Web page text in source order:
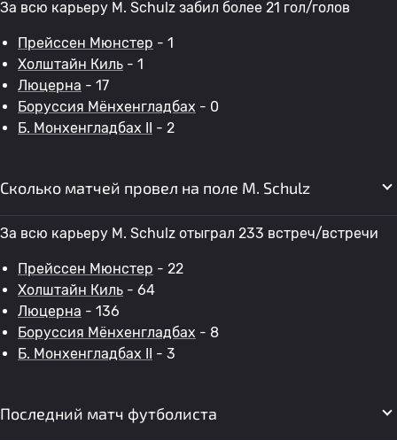
За всю карьеру M. Schulz забил более 21 гол/голов
Прейссен Мюнстер - 1
Холштайн Киль - 1
Люцерна - 17
Боруссия Мёнхенгладбах - 0
Б. Монхенгладбах II - 2
Сколько матчей провел на поле M. Schulz
За всю карьеру M. Schulz отыграл 233 встреч/встречи
Прейссен Мюнстер - 22
Холштайн Киль - 64
Люцерна - 136
Боруссия Мёнхенгладбах - 8
Б. Монхенгладбах II - 3
Последний матч футболиста